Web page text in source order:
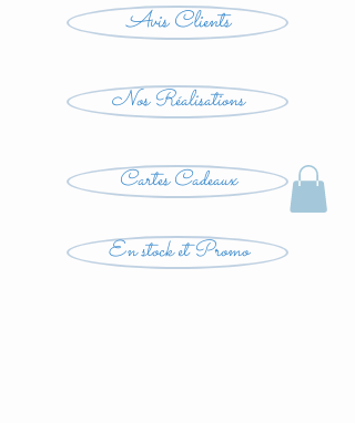
Avis Clients
Nos Réalisations
Cartes Cadeaux
En stock et Promo